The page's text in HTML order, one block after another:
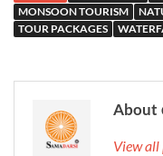
MONSOON TOURISM
TOUR PACKAGES
View